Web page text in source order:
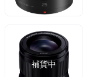
補貨中